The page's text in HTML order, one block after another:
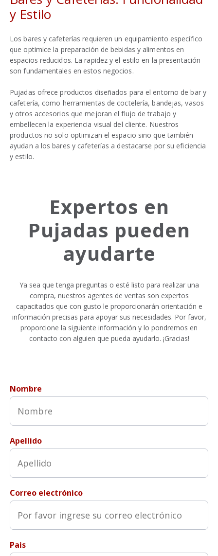
y Estilo
Los bares y cafeterías requieren un equipamiento específico
que optimice la preparación de bebidas y alimentos en
espacios reducidos. La rapidez y el estilo en la presentación
son fundamentales en estos negocios.
Pujadas ofrece productos diseñados para el entorno de bar y
cafetería, como herramientas de coctelería, bandejas, vasos
y otros accesorios que mejoran el flujo de trabajo y
embellecen la experiencia visual del cliente. Nuestros
productos no solo optimizan el espacio sino que también
ayudan a los bares y cafeterías a destacarse por su eficiencia
y estilo.
Expertos en
Pujadas pueden
ayudarte
Ya sea que tenga preguntas o esté listo para realizar una
compra, nuestros agentes de ventas son expertos
capacitados que con gusto le proporcionarán orientación e
información precisas para apoyar sus necesidades. Por favor,
proporcione la siguiente información y lo pondremos en
contacto con alguien que pueda ayudarlo. ¡Gracias!
Nombre
Apellido
Correo electrónico
Pais